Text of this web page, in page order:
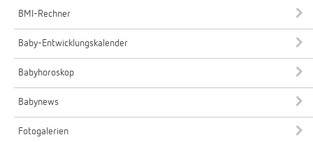
BMI-Rechner
Baby-Entwicklungskalender
Babyhoroskop
Babynews
Fotogalerien